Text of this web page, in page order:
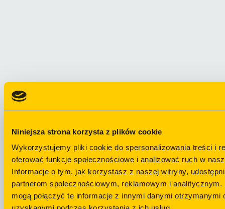
Niniejsza strona korzysta z plików cookie
Wykorzystujemy pliki cookie do spersonalizowania treści i
oferować funkcje społecznościowe i analizować ruch w
Informacje o tym, jak korzystasz z naszej witryny,
partnerom społecznościowym, reklamowym i analitycznym.
mogą połączyć te informacje z innymi danymi otrzymanymi